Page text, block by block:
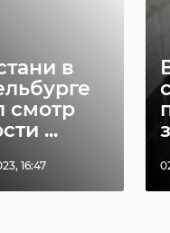
в
смотр
...
16:47